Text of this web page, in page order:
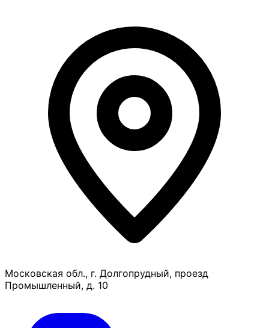
Московская обл., г. Долгопрудный, проезд
Промышленный, д. 10